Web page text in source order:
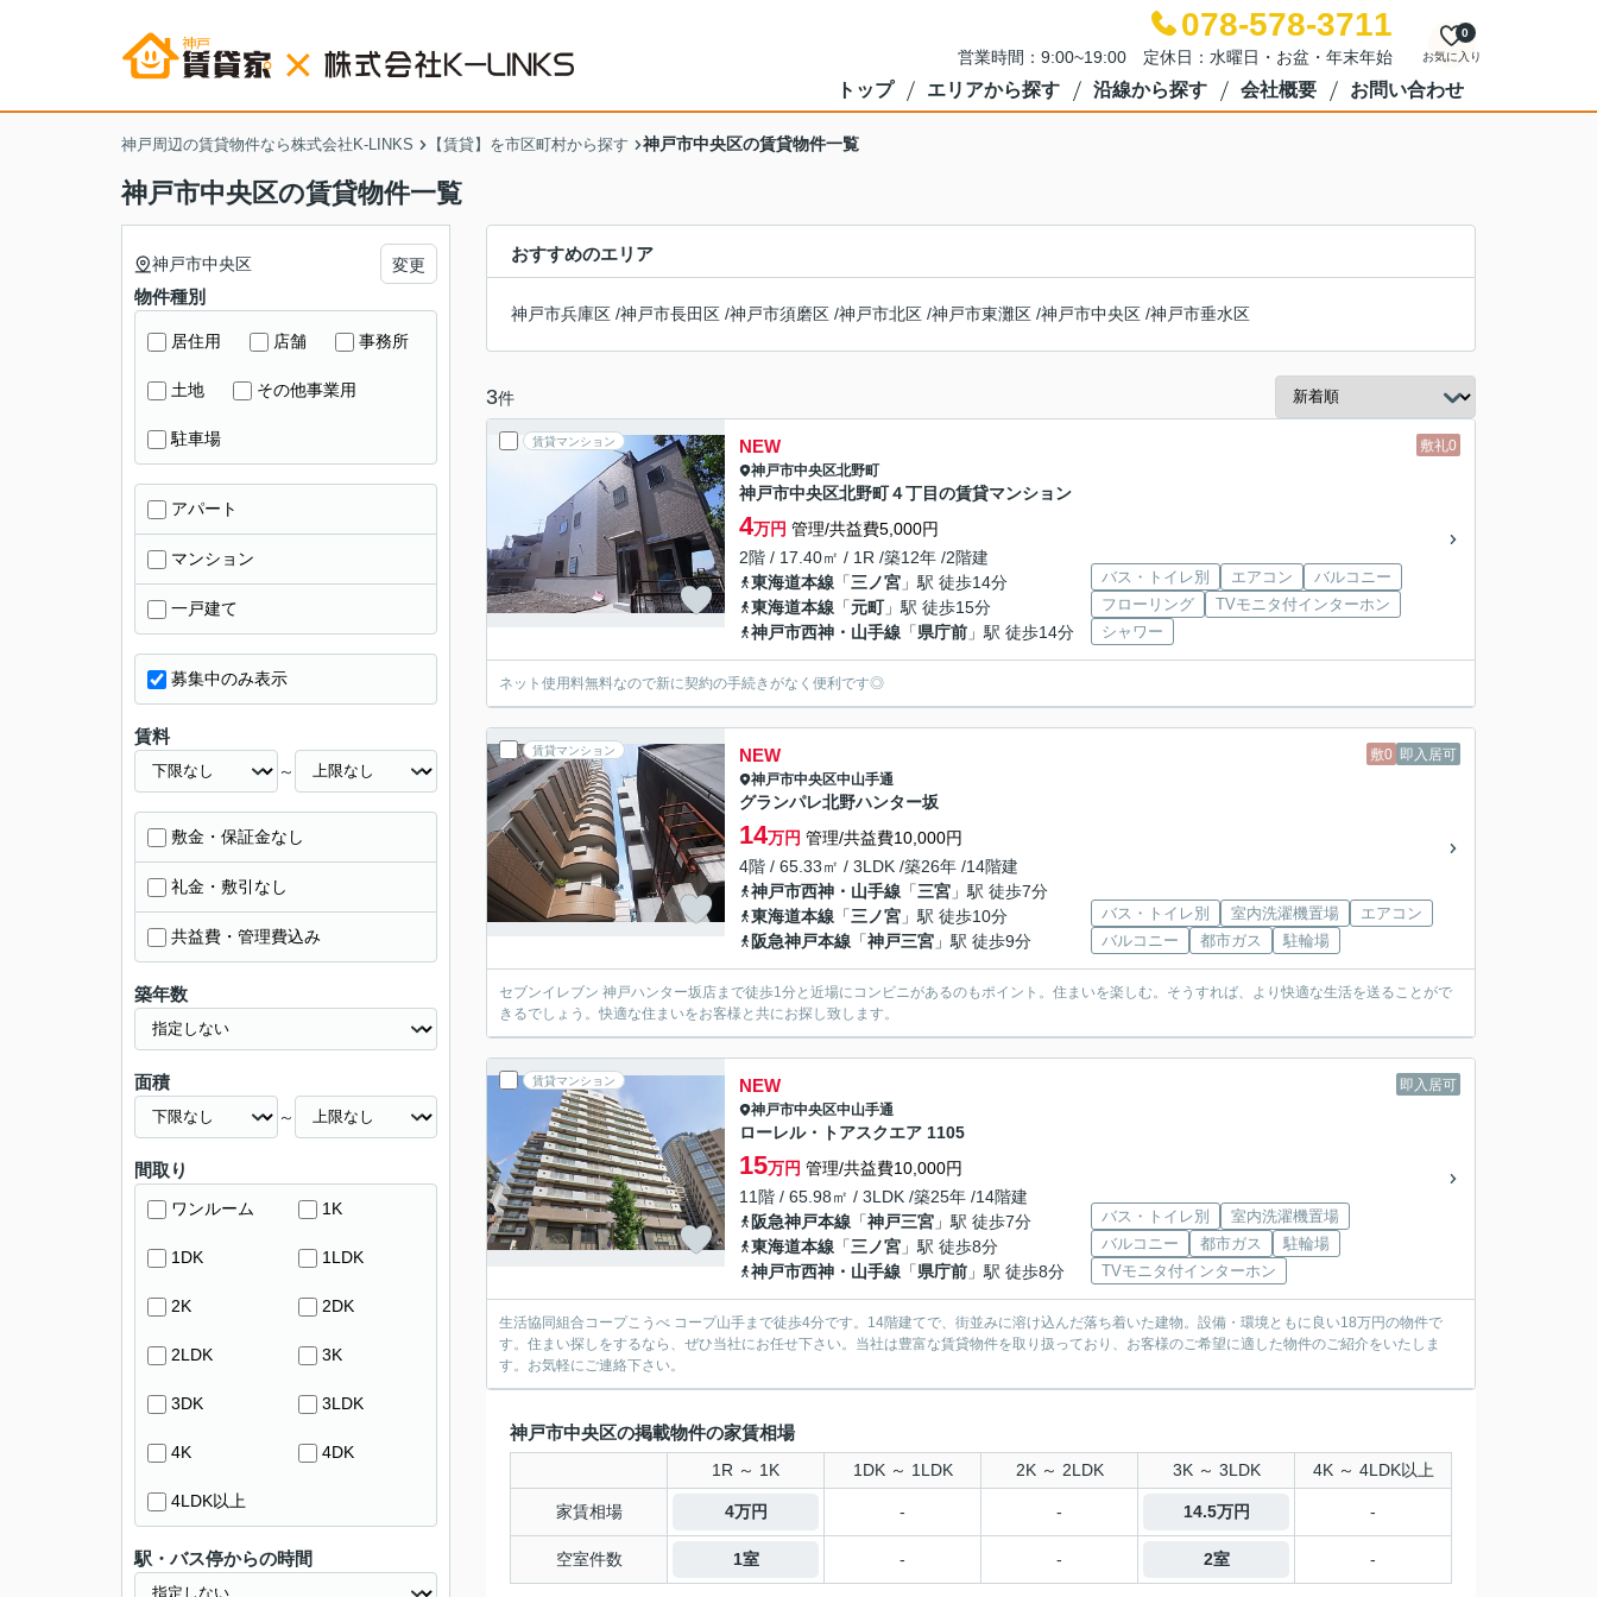
078-578-3711
営業時間：9:00~19:00 定休日：水曜日・お盆・年末年始 お気に入り
0
トップ エリアから探す 沿線から探す 会社概要 お問い合わせ
神戸周辺の賃貸物件なら株式会社K-LINKS 【賃貸】を市区町村から探す 神戸市中央区の賃貸物件一覧
神戸市中央区の賃貸物件一覧
おすすめのエリア
神戸市兵庫区 /神戸市長田区 /神戸市須磨区 /神戸市北区 /神戸市東灘区 /神戸市中央区 /神戸市垂水区
3件
賃貸マンション 敷礼0
NEW
神戸市中央区北野町
神戸市中央区北野町４丁目の賃貸マンション
4万円 管理/共益費5,000円
2階 / 17.40㎡ / 1R /築12年 /2階建
東海道本線 「三ノ宮 」駅 徒歩14分
東海道本線 「元町」駅 徒歩15分
神戸市西神・山手線 「県庁前 」駅 徒歩14分
バス・トイレ別 エアコン
バルコニー
フローリング
TVモニタ付インターホン
シャワー
ネット使用料無料なので新に契約の手続きがなく便利です◎
賃貸マンション 敷0 即入居可
NEW
神戸市中央区中山手通
グランパレ北野ハンター坂
14万円 管理/共益費10,000円
4階 / 65.33㎡ / 3LDK /築26年 /14階建
神戸市西神・山手線 「三宮 」駅 徒歩7分
東海道本線 「三ノ宮 」駅 徒歩10分
阪急神戸本線 「神戸三宮 」駅 徒歩9分
バス・トイレ別 室内洗濯機置場
エアコン
バルコニー
都市ガス 駐輪場
セブンイレブン 神戸ハンター坂店まで徒歩1分と近場にコンビニがあるのもポイント。住まいを楽しむ。そうすれば、より快適な生活を送ることがで
きるでしょう。快適な住まいをお客様と共にお探し致します。
賃貸マンション 即入居可
NEW
神戸市中央区中山手通
ローレル・トアスクエア 1105
15万円 管理/共益費10,000円
11階 / 65.98㎡ / 3LDK /築25年 /14階建
阪急神戸本線 「神戸三宮 」駅 徒歩7分
東海道本線 「三ノ宮 」駅 徒歩8分
神戸市西神・山手線 「県庁前 」駅 徒歩8分
バス・トイレ別
室内洗濯機置場
バルコニー
都市ガス
駐輪場
TVモニタ付インターホン
生活協同組合コープこうべ コープ山手まで徒歩4分です。14階建てで、街並みに溶け込んだ落ち着いた建物。設備・環境ともに良い18万円の物件で
す。住まい探しをするなら、ぜひ当社にお任せ下さい。当社は豊富な賃貸物件を取り扱っており、お客様のご希望に適した物件のご紹介をいたしま
す。お気軽にご連絡下さい。
神戸市中央区の掲載物件の家賃相場
1R ～ 1K 1DK ～ 1LDK 2K ～ 2LDK 3K ～ 3LDK 4K ～ 4LDK以上
家賃相場 4万円 - - 14.5万円 -
空室件数 1室 - - 2室 -
神戸市中央区 変更
物件種別
居住用 店舗 事務所
土地 その他事業用
駐車場
アパート
マンション
一戸建て
募集中のみ表示
賃料
～
敷金・保証金なし
礼金・敷引なし
共益費・管理費込み
築年数
面積
～
間取り
ワンルーム 1K
1DK 1LDK
2K 2DK
2LDK 3K
3DK 3LDK
4K 4DK
4LDK以上
駅・バス停からの時間